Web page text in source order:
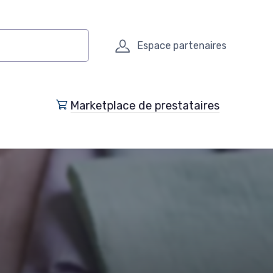
Espace partenaires
Marketplace de prestataires